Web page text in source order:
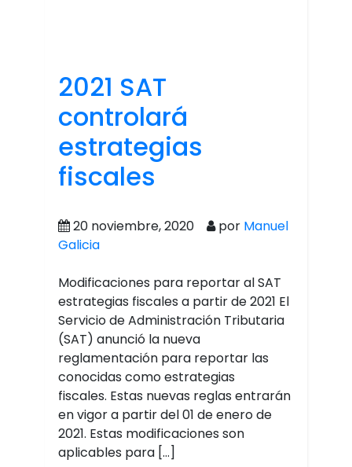
2021 SAT
controlará
estrategias
fiscales
20 noviembre, 2020 por Manuel
Galicia
Modificaciones para reportar al SAT
estrategias fiscales a partir de 2021 El
Servicio de Administración Tributaria
(SAT) anunció la nueva
reglamentación para reportar las
conocidas como estrategias
fiscales. Estas nuevas reglas entrarán
en vigor a partir del 01 de enero de
2021. Estas modificaciones son
aplicables para […]